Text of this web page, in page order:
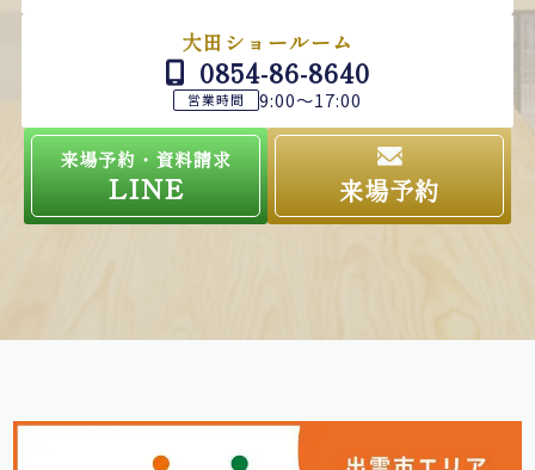
大田ショールーム
0854-86-8640
営業時間 9:00～17:00
来場予約・資料請求
LINE 来場予約